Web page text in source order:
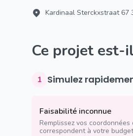
Kardinaal Sterckxstraat 67
Ce projet
1 Simulez
Faisabilité inconnue
Remplissez vos
correspondent à votre